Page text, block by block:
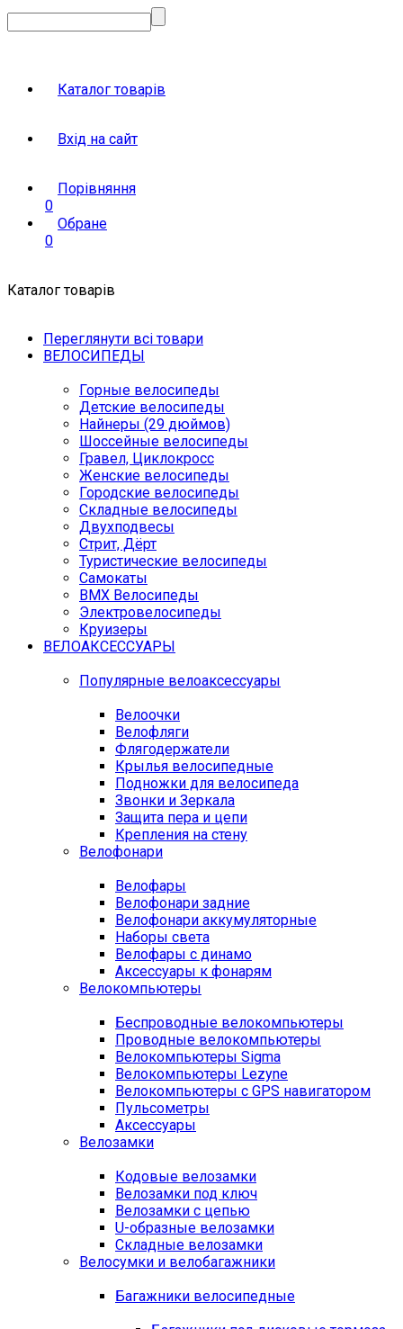
Каталог товарів
Вхід на сайт
Порівняння
0
Обране
0
Каталог товарів
Переглянути всі товари
ВЕЛОСИПЕДЫ
Горные велосипеды
Детские велосипеды
Найнеры (29 дюймов)
Шоссейные велосипеды
Гравел, Циклокросс
Женские велосипеды
Городcкие велосипеды
Складные велосипеды
Двухподвесы
Стрит, Дёрт
Туристические велосипеды
Самокаты
BMX Велосипеды
Электровелосипеды
Круизеры
ВЕЛОАКСЕССУАРЫ
Популярные велоаксессуары
Велоочки
Велофляги
Флягодержатели
Крылья велосипедные
Подножки для велосипеда
Звонки и Зеркала
Защита пера и цепи
Крепления на стену
Велофонари
Велофары
Велофонари задние
Велофонари аккумуляторные
Наборы света
Велофары с динамо
Аксессуары к фонарям
Велокомпьютеры
Беспроводные велокомпьютеры
Проводные велокомпьютеры
Велокомпьютеры Sigma
Велокомпьютеры Lezyne
Велокомпьютеры с GPS навигатором
Пульсометры
Аксессуары
Велозамки
Кодовые велозамки
Велозамки под ключ
Велозамки с цепью
U-образные велозамки
Складные велозамки
Велосумки и велобагажники
Багажники велосипедные